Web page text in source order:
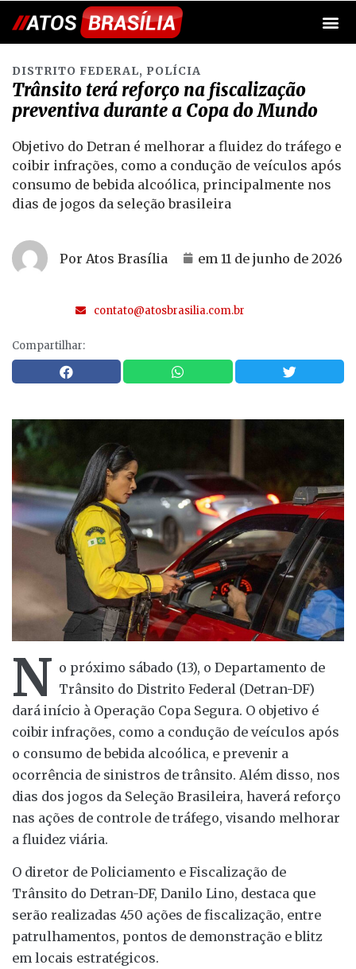
DISTRITO FEDERAL, POLÍCIA
Trânsito terá reforço na fiscalização
preventiva durante a Copa do Mundo
Objetivo do Detran é melhorar a fluidez do tráfego e
coibir infrações, como a condução de veículos após
consumo de bebida alcoólica, principalmente nos
dias de jogos da seleção brasileira
Por Atos Brasília em 11 de junho de 2026
contato@atosbrasilia.com.br
Compartilhar:
N o próximo sábado (13), o Departamento de
Trânsito do Distrito Federal (Detran-DF)
dará início à Operação Copa Segura. O objetivo é
coibir infrações, como a condução de veículos após
o consumo de bebida alcoólica, e prevenir a
ocorrência de sinistros de trânsito. Além disso, nos
dias dos jogos da Seleção Brasileira, haverá reforço
nas ações de controle de tráfego, visando melhorar
a fluidez viária.
O diretor de Policiamento e Fiscalização de
Trânsito do Detran-DF, Danilo Lino, destaca que
serão realizadas 450 ações de fiscalização, entre
patrulhamentos, pontos de demonstração e blitz
em locais estratégicos.